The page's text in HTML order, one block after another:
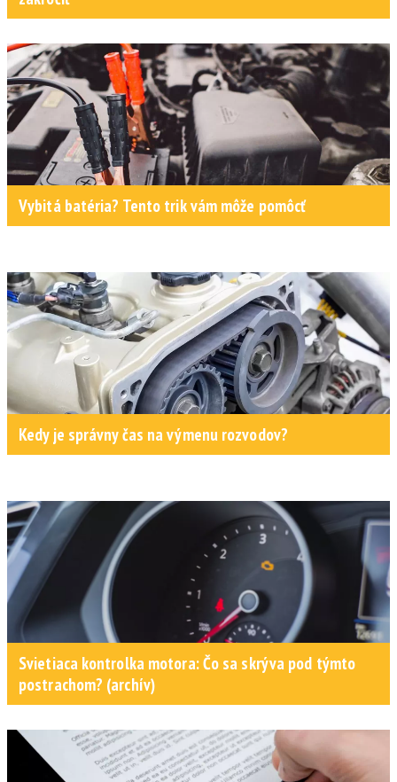
Vybitá batéria? Tento trik vám môže pomôcť
Kedy je správny čas na výmenu rozvodov?
Svietiaca kontrolka motora: Čo sa skrýva pod týmto
postrachom? (archív)